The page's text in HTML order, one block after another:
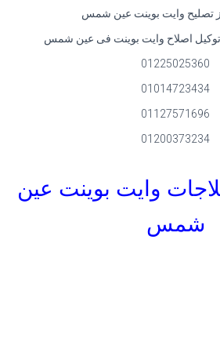
تصليح وايت بوينت عين شمس
توكيل اصلاح وايت بوينت فى عين شمس
01225025360
01014723434
01127571696
01200373234
وايت بوينت عين
شمس